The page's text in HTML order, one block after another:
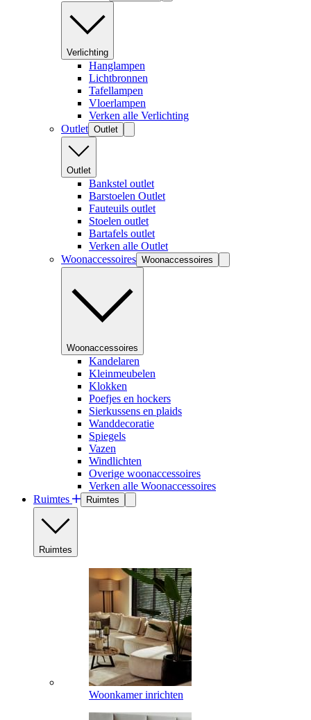
Verlichting
Hanglampen
Lichtbronnen
Tafellampen
Vloerlampen
Verken alle Verlichting
Outlet Outlet
Outlet
Bankstel outlet
Barstoelen Outlet
Fauteuils outlet
Stoelen outlet
Bartafels outlet
Verken alle Outlet
Woonaccessoires Woonaccessoires
Woonaccessoires
Kandelaren
Kleinmeubelen
Klokken
Poefjes en hockers
Sierkussens en plaids
Wanddecoratie
Spiegels
Vazen
Windlichten
Overige woonaccessoires
Verken alle Woonaccessoires
Ruimtes
Ruimtes
Ruimtes
Woonkamer inrichten